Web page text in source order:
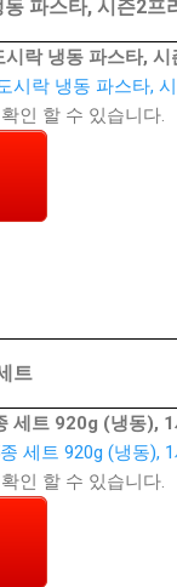
파스타, 시즌2프
락 냉동 파스타,
인 할 수 있습니다.
트
세트 920g (냉동),
인 할 수 있습니다.